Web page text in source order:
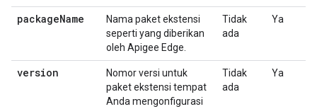
packageName
Nama paket ekstensi
seperti yang diberikan
oleh Apigee Edge.
Tidak
ada
Ya
version
Nomor versi untuk
paket ekstensi tempat
Anda mengonfigurasi
Tidak
ada
Ya